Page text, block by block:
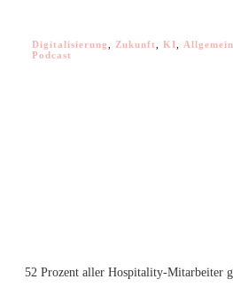
Digitalisierung Zukunft KI Allgemein
Podcast
52 Prozent aller Hospitality-Mitarbeiter